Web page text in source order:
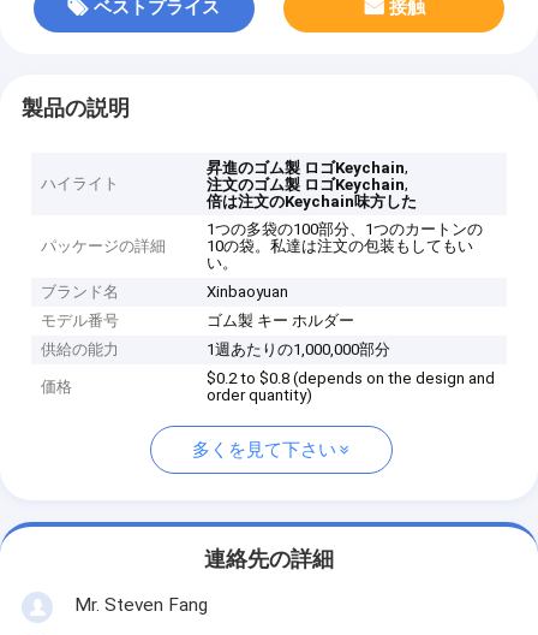
ベストプライス 接触
製品の説明
ハイライト
昇進のゴム製 ロゴKeychain,
注文のゴム製 ロゴKeychain,
倍は注文のKeychain味方した
パッケージの詳細
1つの多袋の100部分、1つのカートンの
10の袋。私達は注文の包装もしてもい
い。
ブランド名
Xinbaoyuan
モデル番号
ゴム製 キー ホルダー
供給の能力
1週あたりの1,000,000部分
価格
$0.2 to $0.8 (depends on the design and
order quantity)
多くを見て下さい
連絡先の詳細
Mr. Steven Fang